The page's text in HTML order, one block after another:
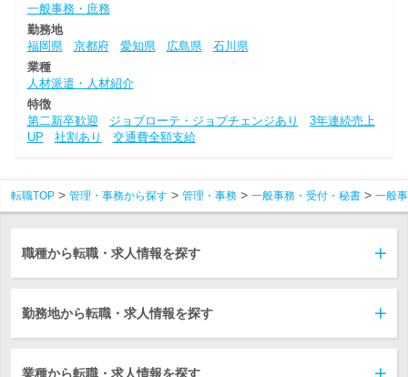
一般事務・庶務
勤務地
福岡県
京都府 愛知県 広島県
石川県
業種
人材派遣・人材紹介
特徴
第二新卒歓迎
ジョブローテ・ジョブチェンジあり
3年連続売上
UP
社割あり 交通費全額支給
転職TOP 管理・事務から探す 管理・事務 一般事務・受付・秘書 一般
職種から転職・求人情報を探す
勤務地から転職・求人情報を探す
業種から転職・求人情報を探す